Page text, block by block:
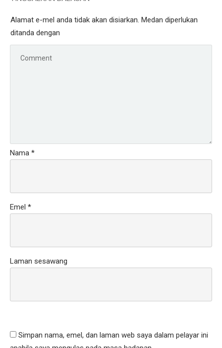
Alamat e-mel anda tidak akan disiarkan. Medan diperlukan
ditanda dengan
Nama *
Emel *
Laman sesawang
Simpan nama, emel, dan laman web saya dalam pelayar ini